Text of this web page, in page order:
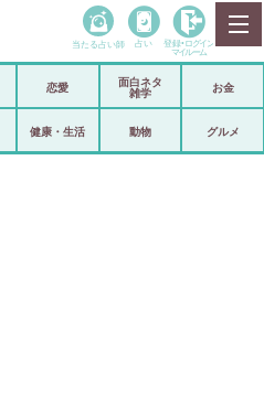
政治
当たる占い師 占い 登録• ログイン
マイルーム
恋愛
面白ネタ
雑学
お金
健康・生活 動物 グルメ